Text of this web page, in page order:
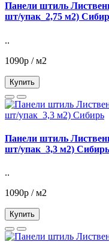
Панели штиль
шт/упак_2,75 м2)
..
1090р / м2
Купить
Панели штиль
шт/упак_3,3 м2) Сибирь
..
1090р / м2
Купить